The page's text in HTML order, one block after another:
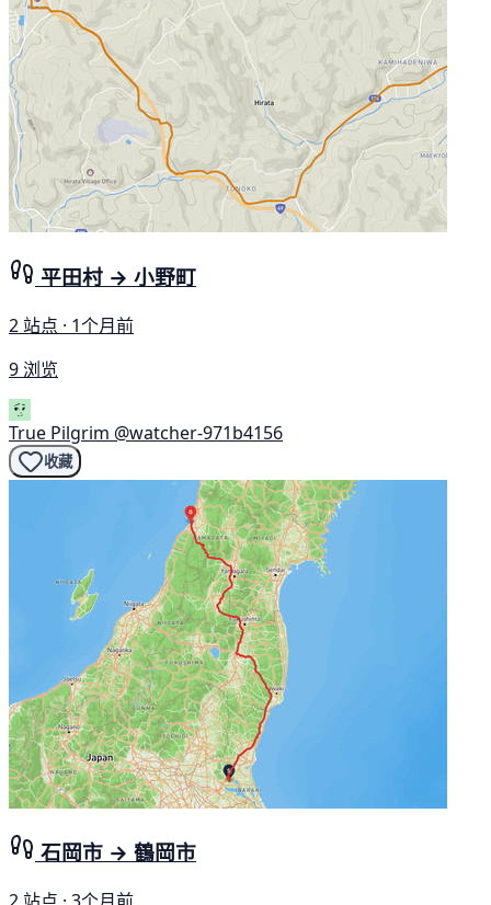
平田村 → 小野町
2 站点 · 1个月前
9 浏览
True Pilgrim @watcher-971b4156
收藏
石岡市 → 鶴岡市